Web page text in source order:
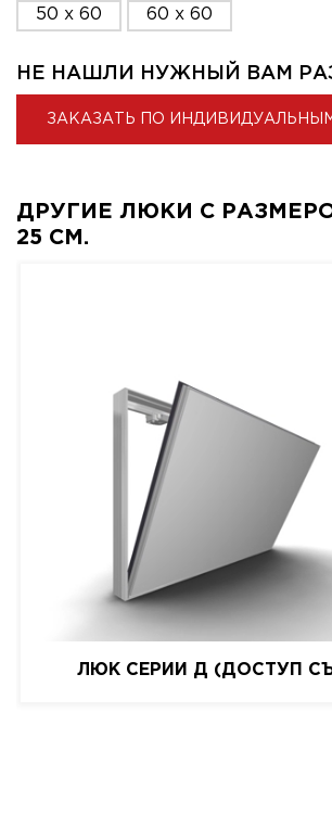
50 x 60 60 x 60
НЕ НАШЛИ НУЖНЫЙ ВАМ
ЗАКАЗАТЬ ПО
ДРУГИЕ ЛЮКИ С
25 СМ.
ЛЮК СЕРИИ Д (ДОСТУП